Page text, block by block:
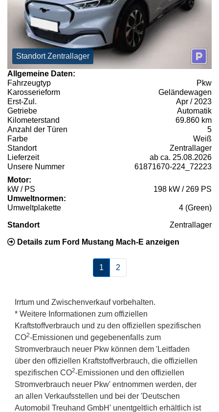
Standort Zentrallager
Allgemeine Daten:
Fahrzeugtyp
Pkw
Karosserieform
Geländewagen
Erst-Zul.
Apr / 2023
Getriebe
Automatik
Kilometerstand
69.860 km
Anzahl der Türen
5
Farbe
Weiß
Standort
Zentrallager
Lieferzeit
ab ca. 25.08.2026
Unsere Nummer
61871670-224_72223
Motor:
kW / PS
198 kW / 269 PS
Umweltnormen:
Umweltplakette
4 (Green)
Standort Zentrallager
Details zum Ford Mustang Mach-E anzeigen
1 2
Irrtum und Zwischenverkauf vorbehalten.
* Weitere Informationen zum offiziellen
Kraftstoffverbrauch und zu den offiziellen spezifischen
CO2-Emissionen und gegebenenfalls zum
Stromverbrauch neuer Pkw können dem 'Leitfaden
über den offiziellen Kraftstoffverbrauch, die offiziellen
spezifischen CO2-Emissionen und den offiziellen
Stromverbrauch neuer Pkw' entnommen werden, der
an allen Verkaufsstellen und bei der 'Deutschen
Automobil Treuhand GmbH' unentgeltlich erhältlich ist